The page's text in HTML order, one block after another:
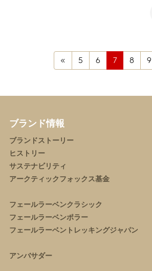
«First5 6 7(current)
8 9
ブランド情報
ブランドストーリー
ヒストリー
サステナビリティ
アークティックフォックス基金
フェールラーベンクラシック
フェールラーベンポラー
フェールラーベントレッキングジャパン
アンバサダー